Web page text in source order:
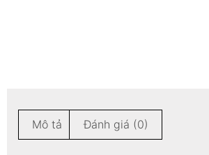
Mô tả Đánh giá (0)